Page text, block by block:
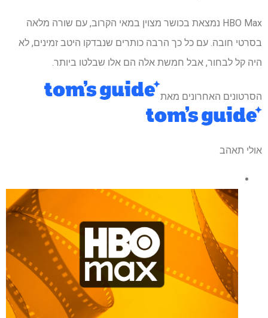
HBO Max נמצאת בכושר מצוין במאי הקרוב, עם שורה מלאה
בסרטי חובה. עם כל כך הרבה כותרים שנבדקו היטב זמינים, לא
היה קל לבחור, אבל חמשת אלה הם אלו שבלטו ביותר.
הסרטונים האחרונים מאת
אולי תאהב